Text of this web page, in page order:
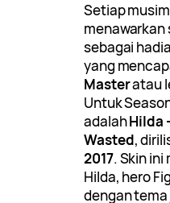
Setiap
menawarkan
sebagai
yang
Masteratau
Untuk
adalahHilda
Wasted,
2017. Skin ini
Hilda, hero
dengan tema